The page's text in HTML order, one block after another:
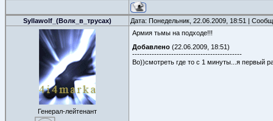
Syllawolf_(Волк_в_трусах) Дата: Понедельник, 22.06.2009, 18:51 |
Генерал-лейтенант
Армия тьмы на подходе!!!
Добавлено (22.06.2009, 18:51)
---------------------------------------------
Во))смотреть где то с 1 минуты...я первый